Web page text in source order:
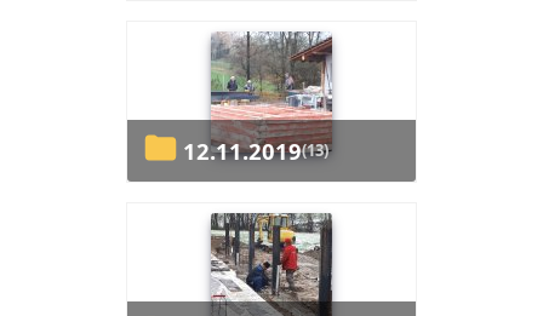
12.11.2019(13)